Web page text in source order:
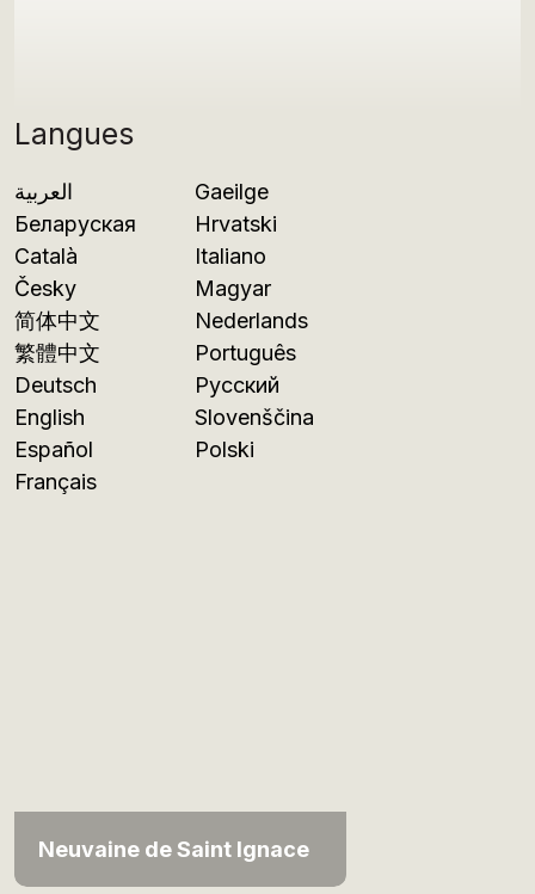
Langues
العربية
Беларуская
Català
Česky
简体中文
繁體中文
Deutsch
English
Español
Français
Gaeilge
Hrvatski
Italiano
Magyar
Nederlands
Português
Русский
Slovenščina
Polski
Neuvaine de Saint Ignace